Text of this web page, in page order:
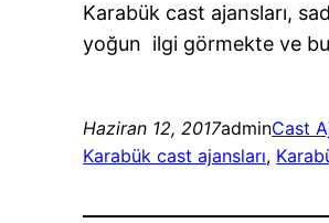
Karabük cast ajansları,
yoğun ilgi görmekte ve
Haziran 12, 2017adminCast
Karabük cast ajansları,